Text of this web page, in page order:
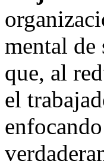
mental
que, al
el